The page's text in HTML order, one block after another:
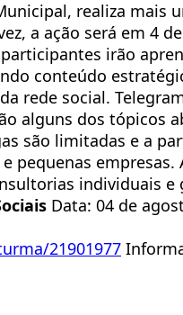
realiza mais
a ação será em 4
irão
conteúdo
rede social.
alguns dos tópicos
são limitadas e a
pequenas empresas.
individuais e
Data: 04 de
21901977